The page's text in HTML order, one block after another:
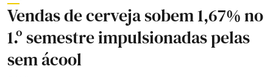
Vendas de cerveja sobem 1,67% no
1.º semestre impulsionadas pelas
sem ácool